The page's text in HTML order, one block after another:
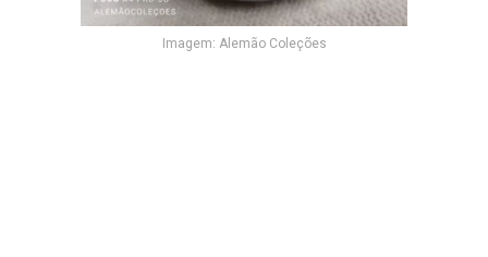
Imagem: Alemão Coleções